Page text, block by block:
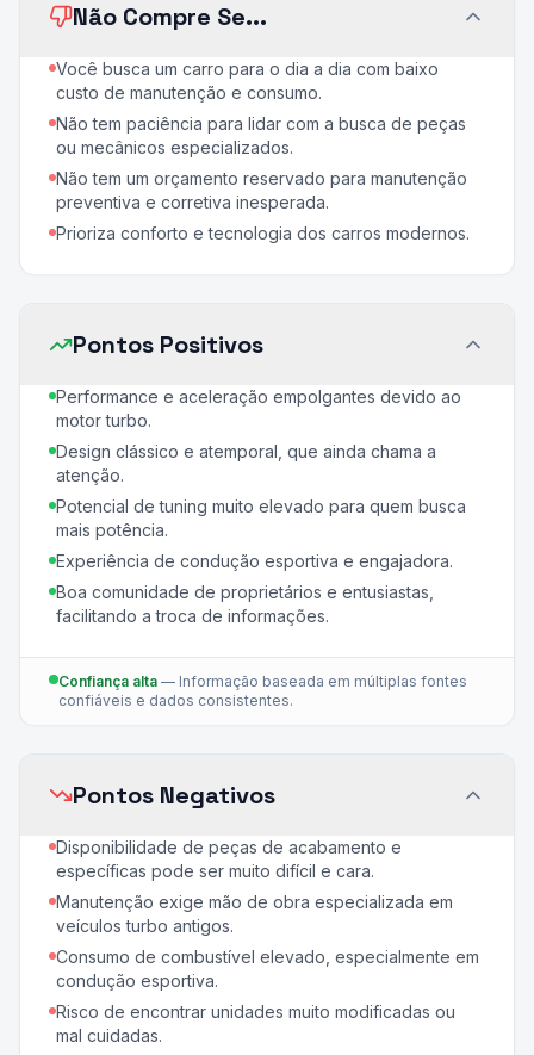
Não Compre Se...
Você busca um carro para o dia a dia com baixo
custo de manutenção e consumo.
Não tem paciência para lidar com a busca de peças
ou mecânicos especializados.
Não tem um orçamento reservado para manutenção
preventiva e corretiva inesperada.
Prioriza conforto e tecnologia dos carros modernos.
Pontos Positivos
Performance e aceleração empolgantes devido ao
motor turbo.
Design clássico e atemporal, que ainda chama a
atenção.
Potencial de tuning muito elevado para quem busca
mais potência.
Experiência de condução esportiva e engajadora.
Boa comunidade de proprietários e entusiastas,
facilitando a troca de informações.
Confiança alta — Informação baseada em múltiplas fontes
confiáveis e dados consistentes.
Pontos Negativos
Disponibilidade de peças de acabamento e
específicas pode ser muito difícil e cara.
Manutenção exige mão de obra especializada em
veículos turbo antigos.
Consumo de combustível elevado, especialmente em
condução esportiva.
Risco de encontrar unidades muito modificadas ou
mal cuidadas.